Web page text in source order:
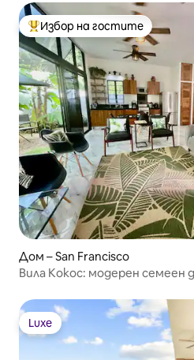
Най-популярен избор на
Избор на гостите
Дом – San Francisco
Вила Кокос: модерен семеен
Luxe
Luxe